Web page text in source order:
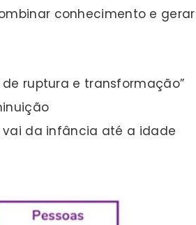
conhecimento e gerar
de ruptura e transformação”
da infância até a idade